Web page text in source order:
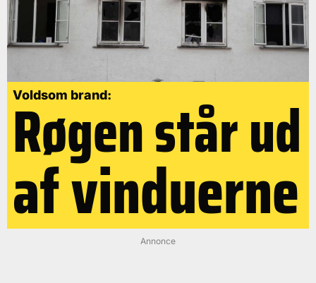
Voldsom brand:
Røgen står ud
af vinduerne
Annonce